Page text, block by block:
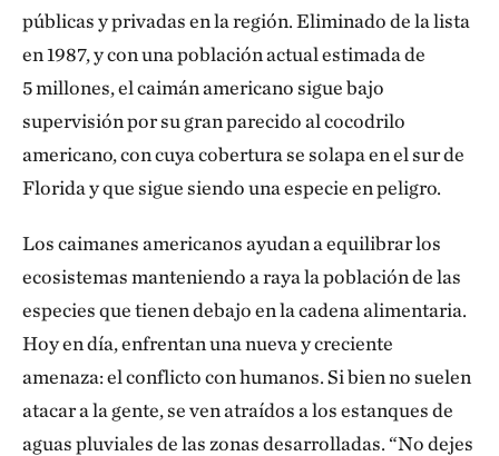
públicas y privadas en la región. Eliminado de la lista
en 1987, y con una población actual estimada de
5 millones, el caimán americano sigue bajo
supervisión por su gran parecido al cocodrilo
americano, con cuya cobertura se solapa en el sur de
Florida y que sigue siendo una especie en peligro.
Los caimanes americanos ayudan a equilibrar los
ecosistemas manteniendo a raya la población de las
especies que tienen debajo en la cadena alimentaria.
Hoy en día, enfrentan una nueva y creciente
amenaza: el conflicto con humanos. Si bien no suelen
atacar a la gente, se ven atraídos a los estanques de
aguas pluviales de las zonas desarrolladas. “No dejes